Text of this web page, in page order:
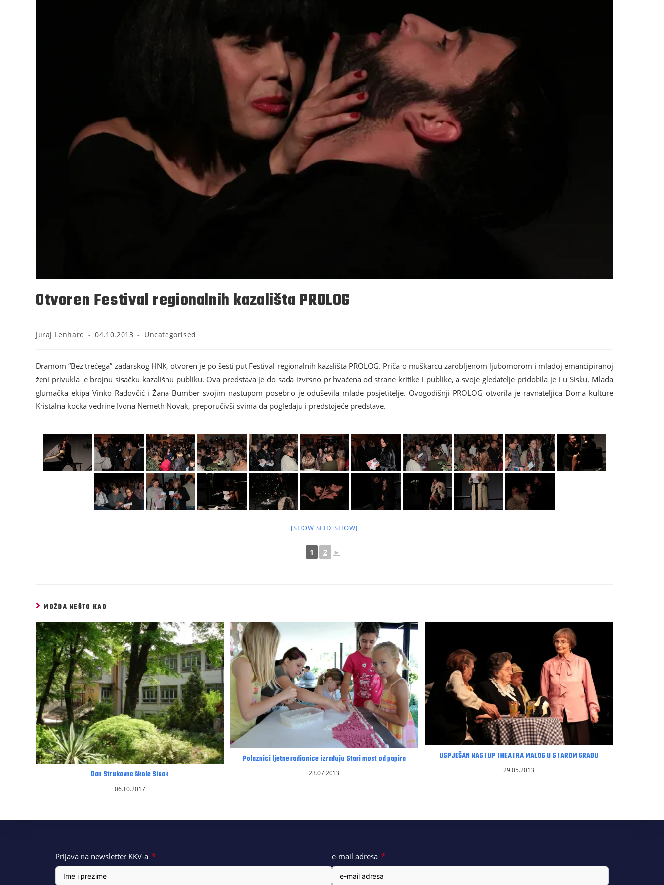
Otvoren Festival regionalnih kazališta PROLOG
Juraj Lenhard 04.10.2013 Uncategorised
Dramom “Bez trećega” zadarskog HNK, otvoren je po šesti put Festival regionalnih kazališta PROLOG. Priča o muškarcu zarobljenom ljubomorom i mladoj emancipiranoj
ženi privukla je brojnu sisačku kazališnu publiku. Ova predstava je do sada izvrsno prihvaćena od strane kritike i publike, a svoje gledatelje pridobila je i u Sisku. Mlada
glumačka ekipa Vinko Radovčić i Žana Bumber svojim nastupom posebno je oduševila mlađe posjetitelje. Ovogodišnji PROLOG otvorila je ravnateljica Doma kulture
Kristalna kocka vedrine Ivona Nemeth Novak, preporučivši svima da pogledaju i predstojeće predstave.
[SHOW SLIDESHOW]
1 2 ►
MOŽDA NEŠTO KAO
Dan Strukovne škole Sisak
06.10.2017
Polaznici ljetne radionice izrađuju Stari most od papira
23.07.2013
USPJEŠAN NASTUP THEATRA MALOG U STAROM GRADU
29.05.2013
Prijava na newsletter KKV-a e-mail adresa